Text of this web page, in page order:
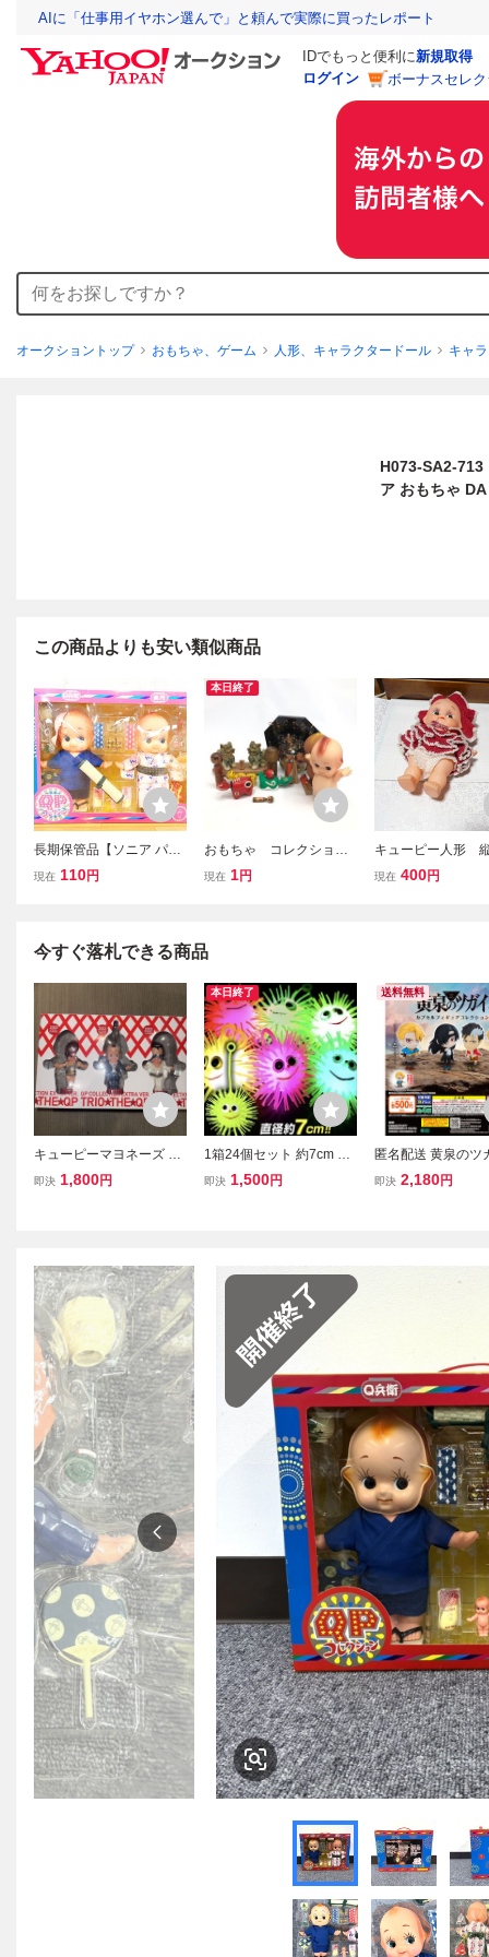
AIに「仕事用イヤホン選んで」と頼んで実際に買ったレポート
IDでもっと便利に新規取得
ログイン
ボーナスセレ
オークショントップ おもちゃ、ゲーム 人形、キャラクタードール キャ
H073-SA2-713
ア おもちゃ DA
この商品よりも安い類似商品
長期保管品【ソニア パー
ク】QPコレクション キュ
現在 110円
本日終了
おもちゃ コレクショ
ン キューピー人形/シー
現在 1円
キューピー人形
センチぐらい
現在 400円
今すぐ落札できる商品
キューピーマヨネーズ ト
リオザキューピー フィギ
即決 1,800円
本日終了
1箱24個セット 約7cm 光
るスマイルボール ヨー
即決 1,500円
送料無料
匿名配送 黄泉のツ
OMI NO TSUGAI
即決 2,180円